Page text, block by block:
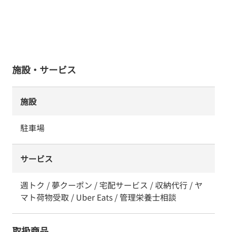
施設・サービス
施設
駐車場
サービス
週トク / 夢クーポン / 宅配サービス / 収納代行 / ヤ
マト荷物受取 / Uber Eats / 管理栄養士相談